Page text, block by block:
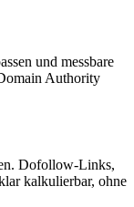
und messbare
Authority
Dofollow-Links,
kalkulierbar, ohne